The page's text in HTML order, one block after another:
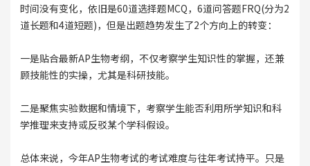
时间没有变化，依旧是60道选择题MCQ，6道问答题FRQ(分为2
道长题和4道短题)，但是出题趋势发生了2个方向上的转变：
一是贴合最新AP生物考纲，不仅考察学生知识性的掌握，还兼
顾技能性的实操，尤其是科研技能。
二是聚焦实验数据和情境下，考察学生能否利用所学知识和科
学推理来支持或反驳某个学科假设。
总体来说，今年AP生物考试的考试难度与往年考试持平。只是